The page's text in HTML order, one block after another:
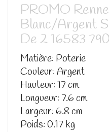
PROMO
Blanc/Argent
De 2 16583 790
Matière: Poterie
Couleur: Argent
Hauteur: 17 cm
Longueur: 7.6 cm
Largeur: 6.8 cm
Poids: 0.17 kg